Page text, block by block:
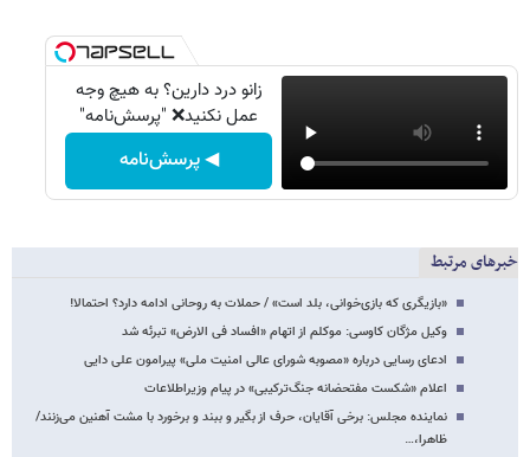
زانو درد دارین؟ به هیچ وجه
عمل نکنید❌ "پرسش‌نامه"
◀ پرسش‌نامه
خبرهای مرتبط
«بازیگری که بازی‌خوانی، بلد است» / حملات به روحانی ادامه دارد؟ احتمالا!‌
وکیل مژگان کاوسی: موکلم از اتهام «افساد فی الارض» تبرئه شد
ادعای رسایی درباره «مصوبه شورای عالی امنیت ملی‌» پیرامون علی دایی
اعلام «شکست مفتحضانه جنگ‌ترکیبی» در پیام وزیراطلاعات
نماینده مجلس: برخی آقایان، حرف از بگیر و ببند و برخورد با مشت آهنین می‌زنند/
ظاهرا،…